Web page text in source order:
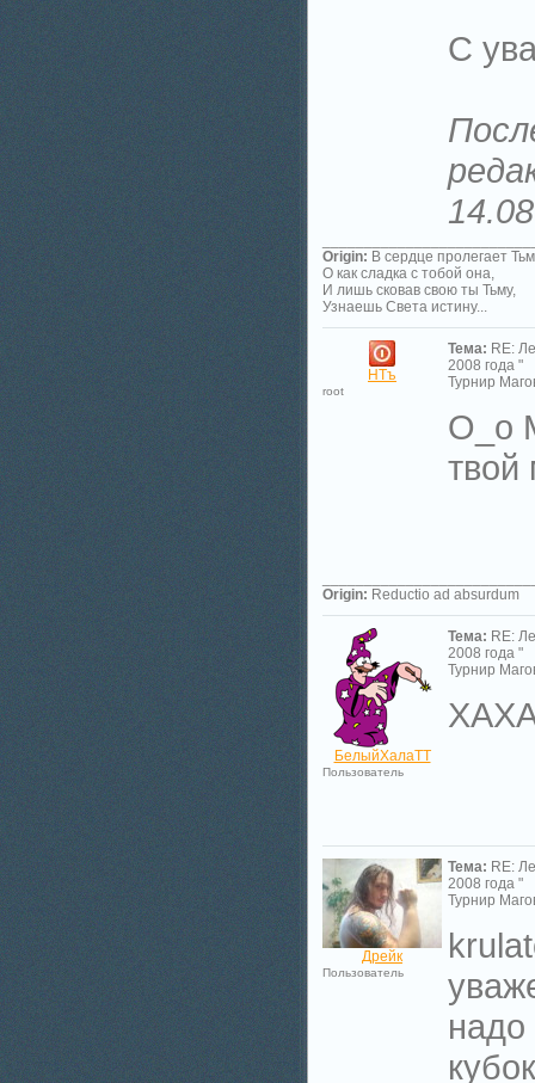
С
Origin: В сердце пролегает
О как сладка с тобой она,
И лишь сковав свою ты Тьму,
Узнаешь Света истину...
НТъ
root
Тема: RE:
2008 года "
Турнир
О_о
твой
Origin: Reductio ad absurdum
БелыйХалаТТ
Пользователь
Тема: RE:
2008 года "
Турнир
Дрейк
Пользователь
Тема: RE:
2008 года "
Турнир
надо